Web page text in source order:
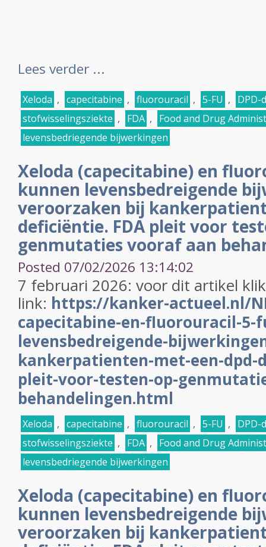
Lees verder ...
Xeloda , capecitabine , fluorouracil , 5-FU ,
DPD-
stofwisselingsziekte , FDA ,
Food and Drug
levensbedriegende bijwerkingen
Xeloda (capecitabine) en
kunnen levensbedreigende
veroorzaken bij
deficiëntie. FDA pleit voor
genmutaties vooraf aan
Posted 07/02/2026 13:14:02
7 februari 2026: voor dit artikel
link: https://kanker-actueel.nl/
capecitabine-en-fluorouracil-5-
levensbedreigende-
kankerpatienten-met-een-dpd-
pleit-voor-testen-op-
behandelingen.html
Xeloda , capecitabine , fluorouracil , 5-FU ,
DPD-
stofwisselingsziekte , FDA ,
Food and Drug
levensbedriegende bijwerkingen
Xeloda (capecitabine) en
kunnen levensbedreigende
veroorzaken bij